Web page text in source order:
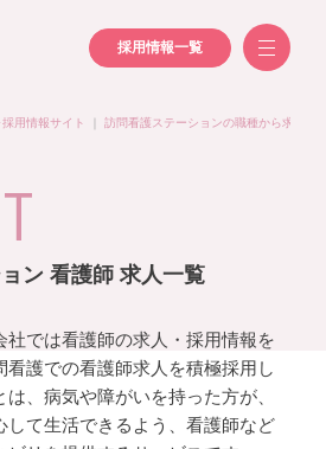
採用情報一覧
用情報サイト 訪問看護ステーションの職種から求人を
ン 看護師 求人一覧
社では看護師の求人・採用情報を
看護での看護師求人を積極採用し
、病気や障がいを持った方が、
して生活できるよう、看護師など